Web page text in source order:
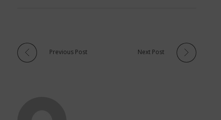
Previous Post Next Post